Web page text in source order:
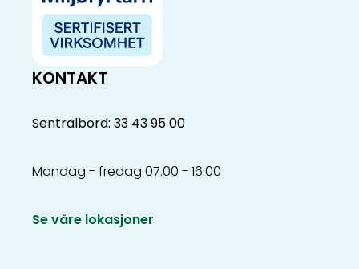
KONTAKT
Sentralbord: 33 43 95 00
Mandag - fredag 07.00 - 16.00
Se våre lokasjoner